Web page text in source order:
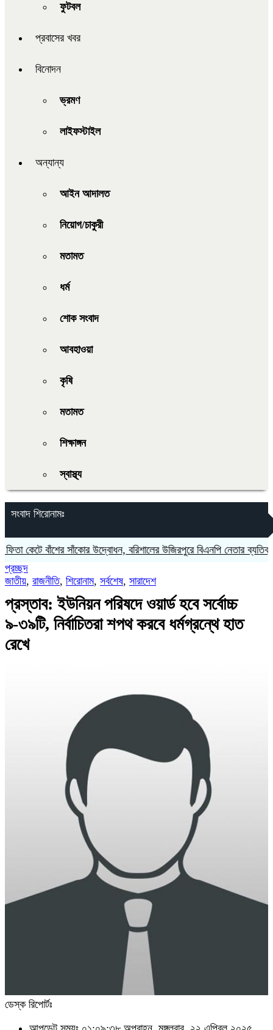
ফুটবল
প্রবাসের খবর
বিনোদন
ভ্রমণ
লাইফস্টাইল
অন্যান্য
আইন আদালত
নিয়োগ/চাকুরী
মতামত
ধর্ম
শোক সংবাদ
আবহাওয়া
কৃষি
মতামত
শিক্ষাঙ্গন
স্বাস্থ্য
সংবাদ শিরোনামঃ
বাঁশের সাঁকোর উদ্বোধন, বরিশালের উজিরপুরে বিএনপি নেতার ব্যতিক্রমী
প্রচ্ছদ
জাতীয়, রাজনীতি, শিরোনাম, সর্বশেষ, সারাদেশ
প্রস্তাব: ইউনিয়ন পরিষদে ওয়ার্ড হবে সর্বোচ্চ
৯-৩৯টি, নির্বাচিতরা শপথ করবে ধর্মগ্রন্থে হাত
রেখে
ডেস্ক রিপোর্টঃ